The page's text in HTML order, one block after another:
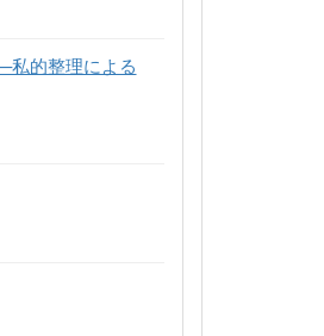
私的整理による